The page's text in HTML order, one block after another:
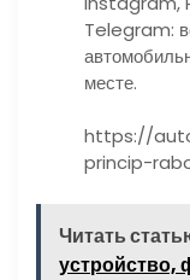
Telegram:
месте.
https://
princip-
Читать
устройство,